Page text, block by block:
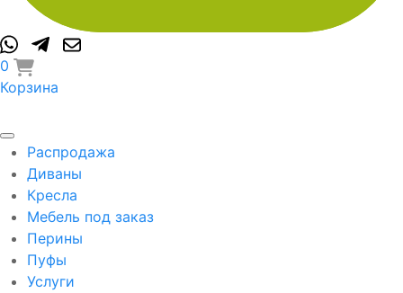
0
Корзина
Распродажа
Диваны
Кресла
Мебель под заказ
Перины
Пуфы
Услуги